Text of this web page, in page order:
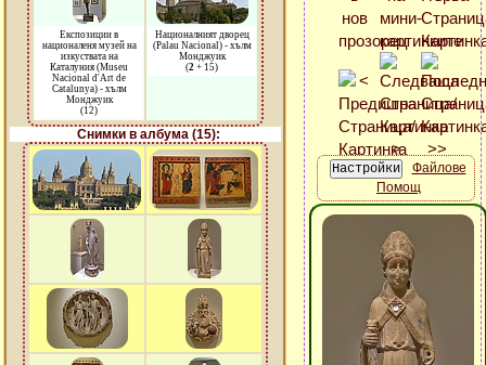
Експозиции в
националеня музей на
изкуствата на
Каталуния (Museu
Nacional d'Art de
Catalunya) - хълм
Монджуик
(12)
Националният дворец
(Palau Nacional) - хълм
Монджуик
(2 + 15)
Снимки в албума (15):
Файлове
Помощ